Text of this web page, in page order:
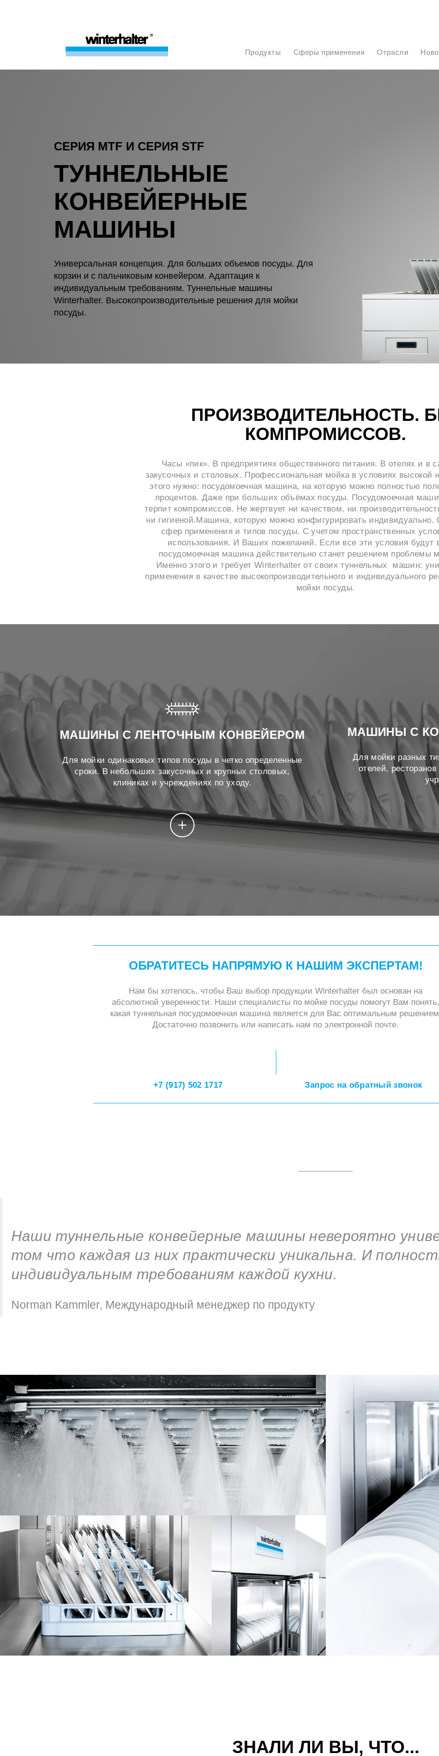
Продукты Сферы применения Отрасли
СЕРИЯ MTF И СЕРИЯ STF
ТУННЕЛЬНЫЕ
КОНВЕЙЕРНЫЕ
МАШИНЫ
Универсальная концепция. Для больших объемов посуды. Для
корзин и с пальчиковым конвейером. Адаптация к
индивидуальным требованиям. Туннельные машины
Winterhalter. Высокопроизводительные решения для мойки
посуды.
ПРОИЗВОДИТЕЛЬНОСТЬ.
КОМПРОМИССОВ.
Часы «пик». В предприятиях общественного питания. В отелях и в
закусочных и столовых. Профессиональная мойка в условиях высокой
этого нужно: посудомоечная машина, на которую можно полностью
процентов. Даже при больших объёмах посуды. Посудомоечная
терпит компромиссов. Не жертвует ни качеством, ни
ни гигиеной.Машина, которую можно конфигурировать индивидуально.
сфер применения и типов посуды. С учетом пространственных
использования. И Ваших пожеланий. Если все эти условия будут
посудомоечная машина действительно станет решением проблемы
Именно этого и требует Winterhalter от своих туннельных машин:
применения в качестве высокопроизводительного и индивидуального
мойки посуды.
МАШИНЫ С ЛЕНТОЧНЫМ КОНВЕЙЕРОМ
Для мойки одинаковых типов посуды в четко определенные
сроки. В небольших закусочных и крупных столовых,
клиниках и учреждениях по уходу.
МАШИНЫ С
Для мойки разных
отелей,
ОБРАТИТЕСЬ НАПРЯМУЮ К НАШИМ ЭКСПЕРТАМ!
Нам бы хотелось, чтобы Ваш выбор продукции Winterhalter был основан на
абсолютной уверенности. Наши специалисты по мойке посуды помогут Вам
какая туннельная посудомоечная машина является для Вас оптимальным
Достаточно позвонить или написать нам по электронной почте.
+7 (917) 502 1717 Запрос на обратный звонок
Наши туннельные конвейерные машины невероятно
том что каждая из них практически уникальна. И
индивидуальным требованиям каждой кухни.
Norman Kammler, Международный менеджер по продукту
ЗНАЛИ ЛИ ВЫ, ЧТО...